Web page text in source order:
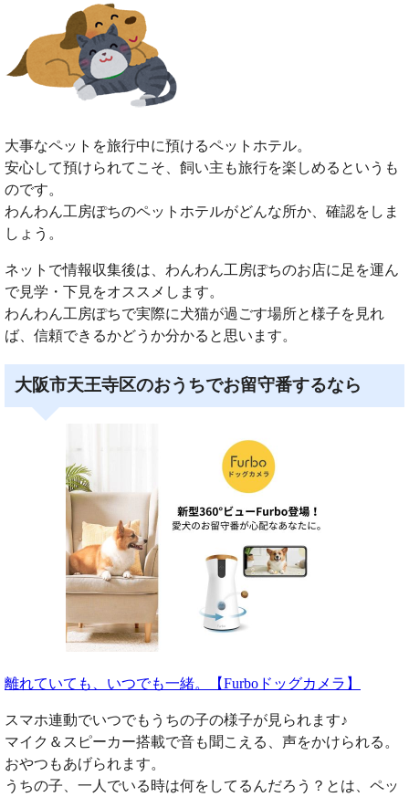
大事なペットを旅行中に預けるペットホテル。
安心して預けられてこそ、飼い主も旅行を楽しめるというも
のです。
わんわん工房ぽちのペットホテルがどんな所か、確認をしま
しょう。
ネットで情報収集後は、わんわん工房ぽちのお店に足を運ん
で見学・下見をオススメします。
わんわん工房ぽちで実際に犬猫が過ごす場所と様子を見れ
ば、信頼できるかどうか分かると思います。
大阪市天王寺区のおうちでお留守番するなら
離れていても、いつでも一緒。【Furboドッグカメラ】
スマホ連動でいつでもうちの子の様子が見られます♪
マイク＆スピーカー搭載で音も聞こえる、声をかけられる。
おやつもあげられます。
うちの子、一人でいる時は何をしてるんだろう？とは、ペッ